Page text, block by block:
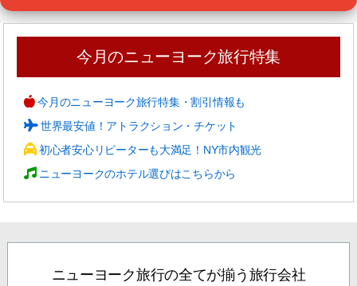
今月のニューヨーク旅行特集
今月のニューヨーク旅行特集・割引情報も
世界最安値！アトラクション・チケット
初心者安心リピーターも大満足！NY市内観光
ニューヨークのホテル選びはこちらから
ニューヨーク旅行の全てが揃う旅行会社